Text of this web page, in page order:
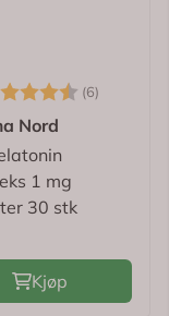
(6)
Nord
1 mg
30 stk
Kjøp